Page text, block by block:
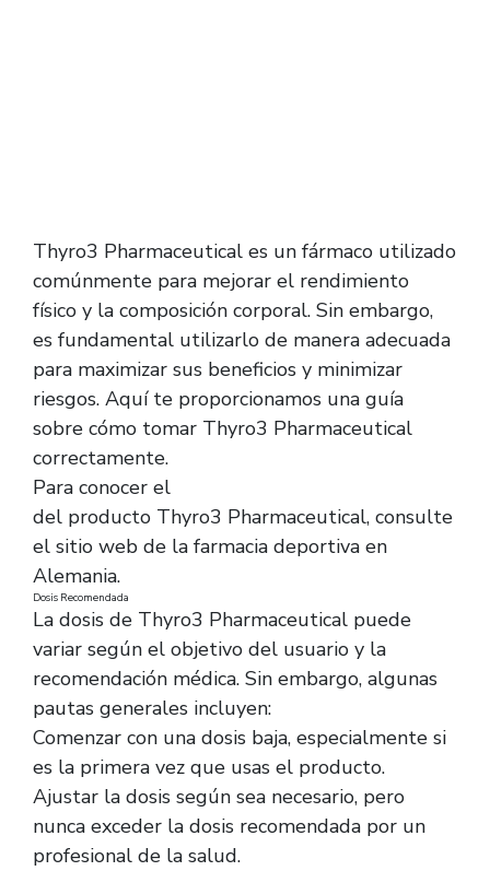
Thyro3 Pharmaceutical es un fármaco utilizado
comúnmente para mejorar el rendimiento
físico y la composición corporal. Sin embargo,
es fundamental utilizarlo de manera adecuada
para maximizar sus beneficios y minimizar
riesgos. Aquí te proporcionamos una guía
sobre cómo tomar Thyro3 Pharmaceutical
correctamente.
Para conocer el
del producto Thyro3 Pharmaceutical, consulte
el sitio web de la farmacia deportiva en
Alemania.
Dosis Recomendada
La dosis de Thyro3 Pharmaceutical puede
variar según el objetivo del usuario y la
recomendación médica. Sin embargo, algunas
pautas generales incluyen:
Comenzar con una dosis baja, especialmente si
es la primera vez que usas el producto.
Ajustar la dosis según sea necesario, pero
nunca exceder la dosis recomendada por un
profesional de la salud.